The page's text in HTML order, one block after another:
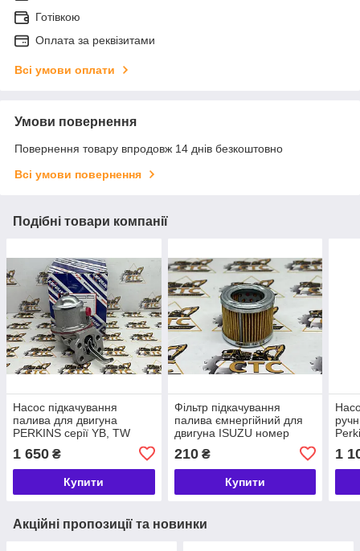
Готівкою
Оплата за реквізитами
Всі умови оплати
Умови повернення
Повернення товару впродовж 14 днів безкоштовно
Всі умови повернення
Подібні товари компанії
Насос підкачування
палива для двигуна
PERKINS серії YB, TW
OEM номер ULPK00002,
17/402000
1 650 ₴
Купити
Фільтр підкачування
палива ємнергійний для
двигуна ISUZU номер
210₴
Купити
17/
1
Акційні пропозиції та новинки